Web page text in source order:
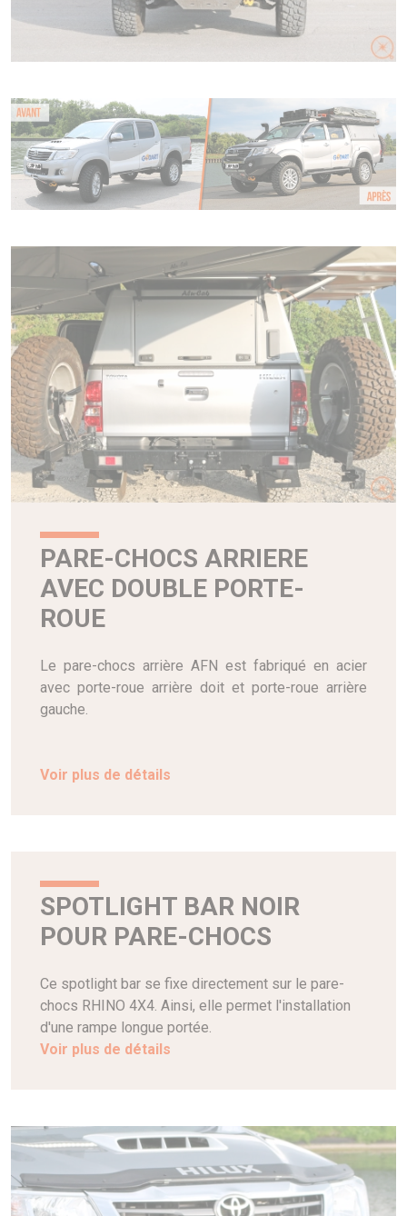
PARE-CHOCS ARRIERE
AVEC DOUBLE PORTE-
ROUE
Le pare-chocs arrière AFN est fabriqué en acier
avec porte-roue arrière doit et porte-roue arrière
gauche.
Voir plus de détails
SPOTLIGHT BAR NOIR
POUR PARE-CHOCS
Ce spotlight bar se fixe directement sur le pare-
chocs RHINO 4X4. Ainsi, elle permet l'installation
d'une rampe longue portée.
Voir plus de détails